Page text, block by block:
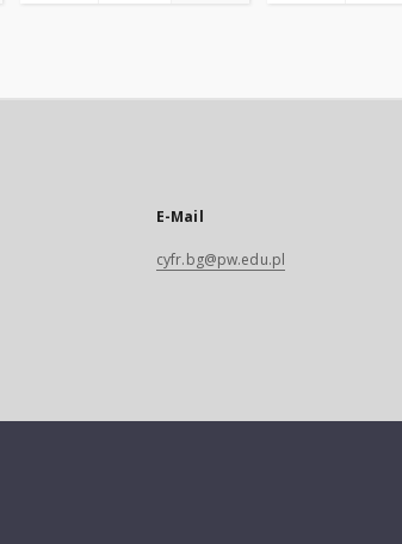
E-Mail
cyfr.bg@pw.edu.pl